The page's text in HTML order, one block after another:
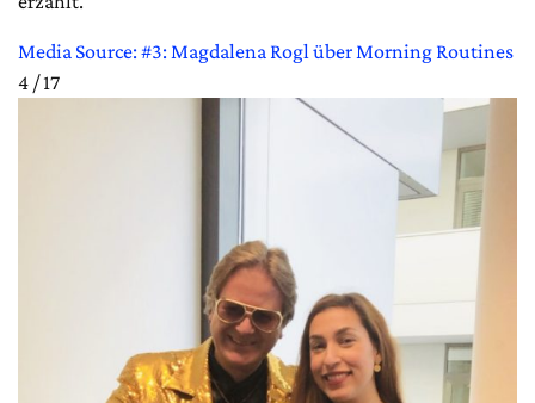
Media Source: #3: Magdalena Rogl über Morning Routines
4 / 17